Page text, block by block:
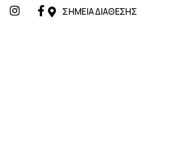
ΣΗΜΕΙΑ ΔΙΑΘΕΣΗΣ